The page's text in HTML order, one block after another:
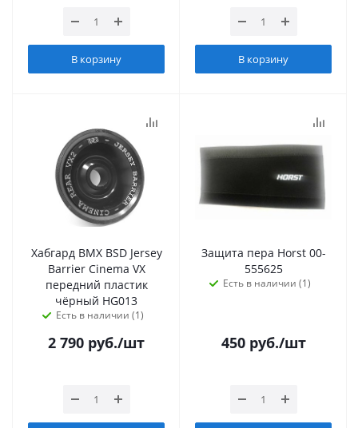
В корзину В корзину
Хабгард BMX BSD Jersey
Barrier Cinema VX
передний пластик
чёрный HG013
Есть в наличии (1)
2 790 руб./шт
Защита пера Horst 00-
555625
Есть в наличии (1)
450руб./шт